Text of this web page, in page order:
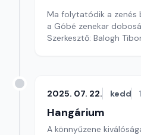
Ma folytatódik a zenés
a Góbé zenekar
Szerkesztő: Balogh
2025. 07. 22. kedd
Hangárium
A könnyűzene